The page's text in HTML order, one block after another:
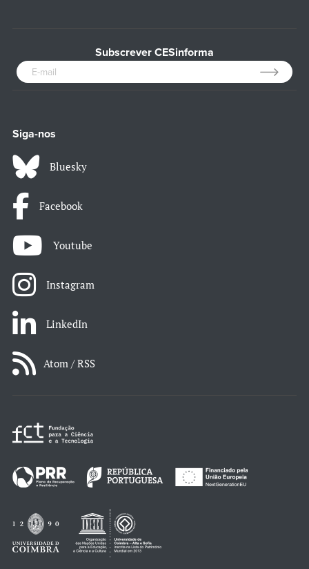
Subscrever CESinforma
Siga-nos
Bluesky
Facebook
Youtube
Instagram
LinkedIn
Atom / RSS